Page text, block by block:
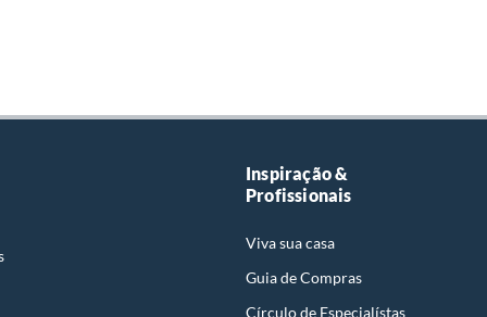
Inspiração &
Profissionais
Viva sua casa
Guia de Compras
Círculo de Especialístas